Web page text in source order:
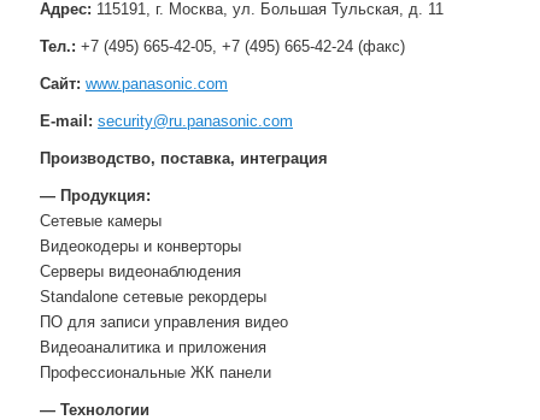
Адрес: 115191, г. Москва, ул. Большая Тульская, д. 11
Тел.: +7 (495) 665-42-05, +7 (495) 665-42-24 (факс)
Сайт: www.panasonic.com
E-mail: security@ru.panasonic.com
Производство, поставка, интеграция
— Продукция:
Сетевые камеры
Видеокодеры и конверторы
Серверы видеонаблюдения
Standalone сетевые рекордеры
ПО для записи управления видео
Видеоаналитика и приложения
Профессиональные ЖК панели
— Технологии